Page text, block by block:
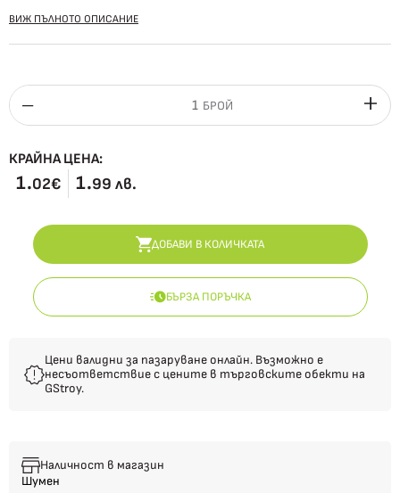
Наличност в магазин
Шумен
ВИЖ ПЪЛНОТО ОПИСАНИЕ
БРОЙ
КРАЙНА ЦЕНА:
1.02€ 1.99 лв.
ДОБАВИ В КОЛИЧКАТА
БЪРЗА ПОРЪЧКА
Цени валидни за пазаруване онлайн. Възможно е
несъответствие с цените в търговските обекти на
GStroy.